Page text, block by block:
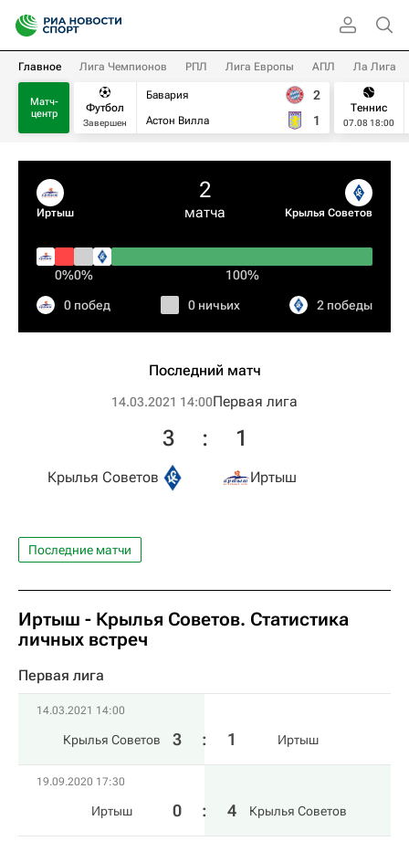
Главное Лига Чемпионов РПЛ Лига Европы АПЛ Ла Лига
Матч-
центр
Футбол
Завершен
Бавария
Астон Вилла
2
1
Теннис
07.08 18:00
Иртыш
2
матча Крылья Советов
0%0% 100%
0 побед 0 ничьих 2 победы
Последний матч
14.03.2021 14:00Первая лига
Крылья Советов
3 : 1
Иртыш
Последние матчи
Иртыш - Крылья Советов. Статистика
личных встреч
Первая лига
14.03.2021 14:00
Крылья Советов 3 : 1 Иртыш
19.09.2020 17:30
Иртыш 0 : 4 Крылья Советов